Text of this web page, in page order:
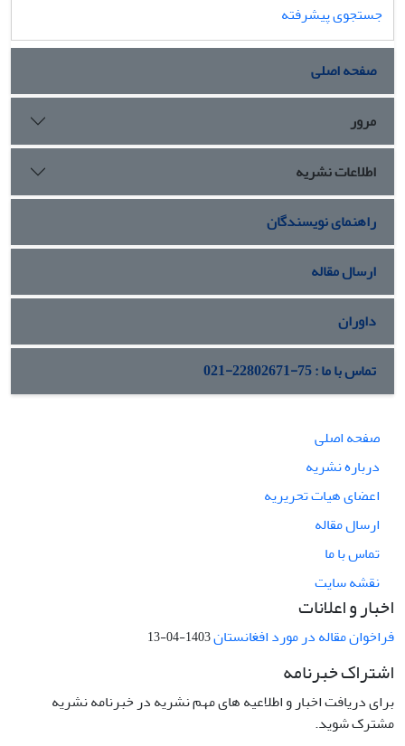
جستجوی پیشرفته
صفحه اصلی
مرور
اطلاعات نشریه
راهنمای نویسندگان
ارسال مقاله
داوران
تماس با ما : 75-22802671-021
صفحه اصلی
درباره نشریه
اعضای هیات تحریریه
ارسال مقاله
تماس با ما
نقشه سایت
اخبار و اعلانات
فراخوان مقاله در مورد افغانستان1403-04-13
اشتراک خبرنامه
برای دریافت اخبار و اطلاعیه های مهم نشریه در خبرنامه نشریه
مشترک شوید.